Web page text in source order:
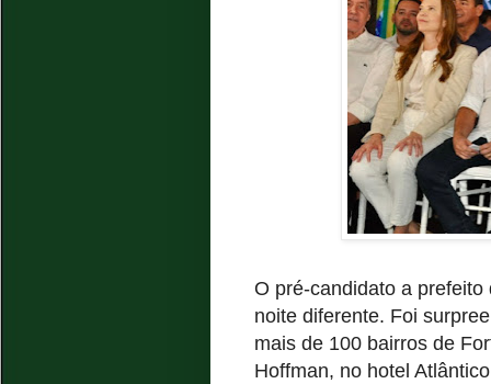
O pré-candidato a
noite diferente. Foi
mais de 100 bairros de
Hoffman, no hotel